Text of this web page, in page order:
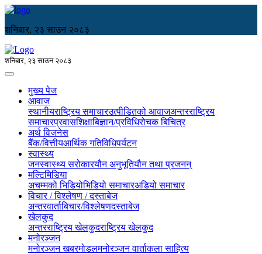
शनिबार, २३ साउन २०८३
शनिबार, २३ साउन २०८३
मुख्य पेज
आवाज
स्थानीयराष्ट्रिय समाचारउत्पीडितको आवाजअन्तरराष्ट्रिय
समाचारप्रवासशिक्षाबिज्ञान/प्रविधिरोचक बिचित्र
अर्थ विजनेस
बैंक/वित्तीयआर्थिक गतिविधिपर्यटन
स्वास्थ्य
जनस्वास्थ्य सरोकारयौन अनुभूतियौन तथा प्रजनन्
मल्टिमिडिया
अचम्मको भिडियोभिडियो समाचारअडियो समाचार
विचार / विश्लेषण / दस्ताबेज
अन्तरवार्ताबिचार/विश्लेषणदस्ताबेज
खेलकुद
अन्तरराष्ट्रिय खेलकुदराष्ट्रिय खेलकुद
मनोरञ्जन
मनोरञ्जन खबरमोडलमनोरञ्जन वार्ताकला साहित्य